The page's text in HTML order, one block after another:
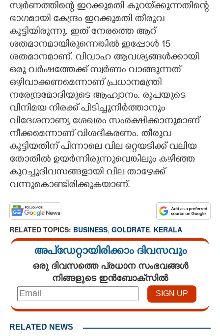
സ്വർണത്തിന്റെ ഇറക്കുമതി കുറയ്‌ക്കുന്നതിന്റെ
ഭാഗമായി കേന്ദ്രം ഇറക്കുമതി തീരുവ
കൂട്ടിയിരുന്നു. ഇത് നേരത്തെ ആറ്
ശതമാനമായിരുന്നെങ്കിൽ ഇപ്പോൾ 15
ശതമാനമാണ്. വിവാഹ ആവശ്യങ്ങൾക്കായി
ഒരു വർഷത്തേക്ക് സ്വർണം വാങ്ങുന്നത്
ഒഴിവാക്കണമെന്നാണ് പ്രധാനമന്ത്രി
നരേന്ദ്രമോദിയുടെ ആഹ്വാനം. രൂപയുടെ
വിനിമയ നിരക്ക് പിടിച്ചുനിർത്താനും
വിദേശനാണ്യ ശേഖരം സംരക്ഷിക്കാനുമാണ്
നീക്കമെന്നാണ് വിശദീകരണം. തീരുവ
കൂട്ടിയതിന് പിന്നാലെ വില ഒറ്റയടിക്ക് വലിയ
തോതിൽ ഉയർന്നിരുന്നുവെങ്കിലും കഴിഞ്ഞ
കുറച്ചുദിവസങ്ങളായി വില താഴേക്ക്
വന്നുകൊണ്ടിരിക്കുകയാണ്.
RELATED TOPICS: BUSINESS, GOLDRATE, KERALA
അപ്ഡേറ്റായിരിക്കാം ദിവസവും
ഒരു ദിവസത്തെ പ്രധാന സംഭവങ്ങൾ
നിങ്ങളുടെ ഇൻബോക്സിൽ
RELATED NEWS